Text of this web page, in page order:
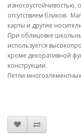
износоустойчивостью,
отсутствием бликов.
карты и другие
При облицовке
используется
кроме декоративной
конструкции.
Петли